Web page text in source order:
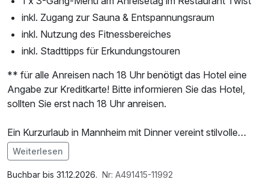
inkl. Zugang zur Sauna & Entspannungsraum
inkl. Nutzung des Fitnessbereiches
inkl. Stadttipps für Erkundungstouren
** für alle Anreisen nach 18 Uhr benötigt das Hotel eine
Angabe zur Kreditkarte! Bitte informieren Sie das Hotel,
sollten Sie erst nach 18 Uhr anreisen.
Ein Kurzurlaub in Mannheim mit Dinner vereint stilvolle
Übernachtung mit kulinarischen Höhepunkten auf
höchstem Niveau. Die lebendige Stadt im Herzen der
Metropolregion Rhein-Neckar bietet den idealen Rahmen
Im Angebot enthalten
Saunabenutzung, Nutzung des Fitnessbereichs, W-LAN
Weiterlesen
Buchbar bis 31.12.2026. Nr: A491415-11992